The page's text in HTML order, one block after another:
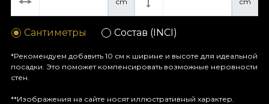
Сантиметры Состав (INCI)
*Рекомендуем добавить 10 см к ширине и высоте для идеальной
посадки. Это поможет компенсировать возможные неровности
стен.
**Изображения на сайте носят иллюстративный характер.